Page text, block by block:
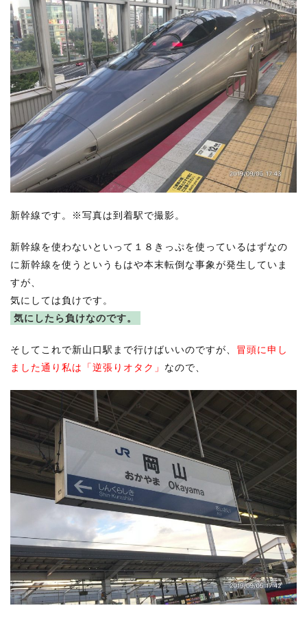
新幹線です。※写真は到着駅で撮影。
新幹線を使わないといって１８きっぷを使っているはずなの
に新幹線を使うというもはや本末転倒な事象が発生していま
すが、
気にしては負けです。
気にしたら負けなのです。
そしてこれで新山口駅まで行けばいいのですが、 冒頭に申し
ました通り私は「逆張りオタク」 なので、